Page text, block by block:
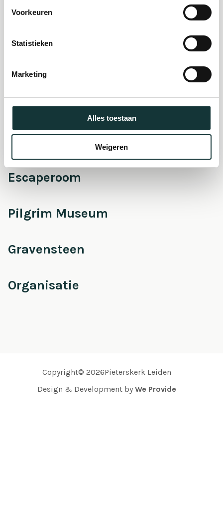
Voorkeuren
Statistieken
Marketing
Alles toestaan
Weigeren
De Pieterskerk als
Restauratie
Escaperoom
Pilgrim Museum
Gravensteen
Organisatie
Copyright© 2026Pieterskerk Leiden
Design & Development by We Provide